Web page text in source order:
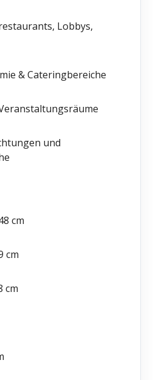
Lobbys,
& Cateringbereiche
und
cm
cm
cm